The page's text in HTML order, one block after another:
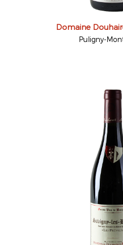
Domaine
Puligny-